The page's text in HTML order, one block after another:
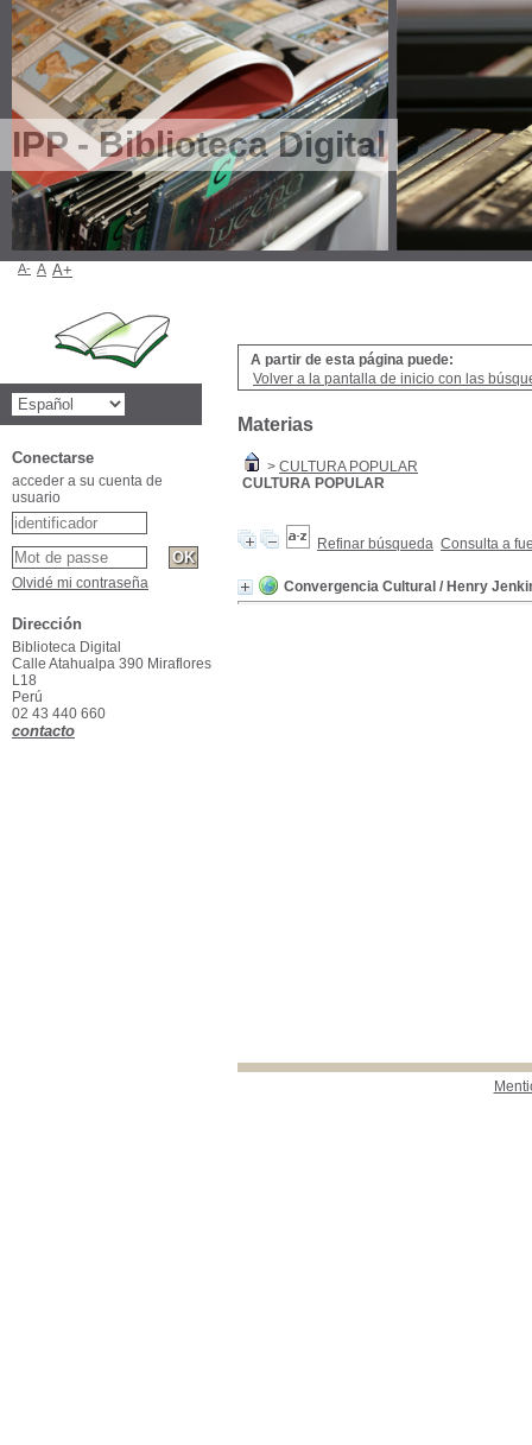
IPP - Biblioteca Digital
A partir de esta página puede:
Volver a la pantalla de inicio con las
Materias
> CULTURA POPULAR
CULTURA POPULAR
Refinar búsqueda Consulta a
Convergencia Cultural / Henry
A- A A+
Conectarse
acceder a su cuenta de
usuario
Olvidé mi contraseña
Dirección
Biblioteca Digital
Calle Atahualpa 390 Miraflores
L18
Perú
02 43 440 660
contacto